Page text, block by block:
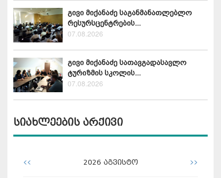
გივი მიქანაძე საგანმანათლებლო
რესურსცენტრების...
07.08.2026
გივი მიქანაძე სათავგადასავლო
ტურიზმის სკოლის...
07.08.2026
სიახლეების არქივი
<< 2026 აგვისტო >>